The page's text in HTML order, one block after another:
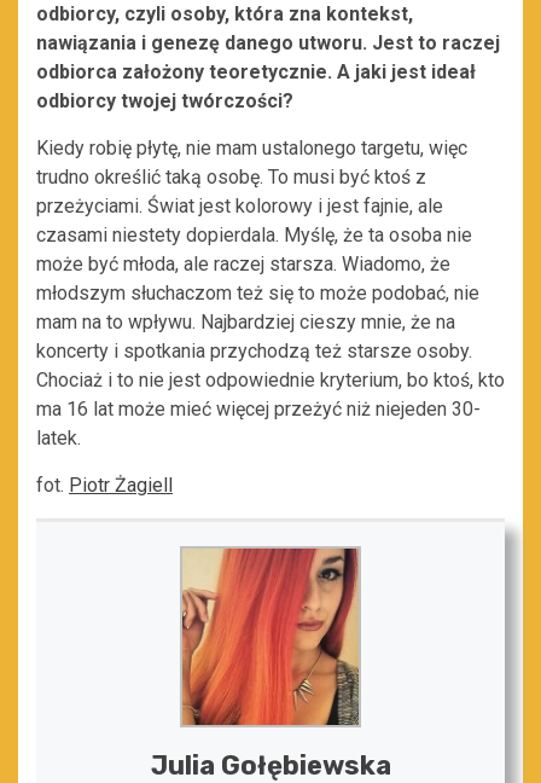
odbiorcy, czyli osoby, która zna kontekst,
nawiązania i genezę danego utworu. Jest to raczej
odbiorca założony teoretycznie. A jaki jest ideał
odbiorcy twojej twórczości?
Kiedy robię płytę, nie mam ustalonego targetu, więc
trudno określić taką osobę. To musi być ktoś z
przeżyciami. Świat jest kolorowy i jest fajnie, ale
czasami niestety dopierdala. Myślę, że ta osoba nie
może być młoda, ale raczej starsza. Wiadomo, że
młodszym słuchaczom też się to może podobać, nie
mam na to wpływu. Najbardziej cieszy mnie, że na
koncerty i spotkania przychodzą też starsze osoby.
Chociaż i to nie jest odpowiednie kryterium, bo ktoś, kto
ma 16 lat może mieć więcej przeżyć niż niejeden 30-
latek.
fot. Piotr Żagiell
Julia Gołębiewska